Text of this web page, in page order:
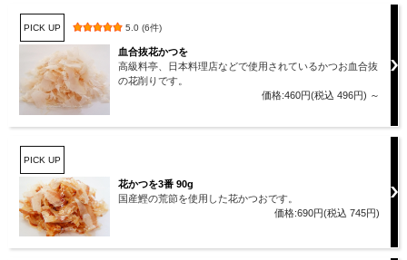
PICK UP 5.0 (6件)
血合抜花かつを
高級料亭、日本料理店などで使用されているかつお血合抜
の花削りです。
価格:460円(税込 496円) ～
PICK UP
花かつを3番 90g
国産鰹の荒節を使用した花かつおです。
価格:690円(税込 745円)